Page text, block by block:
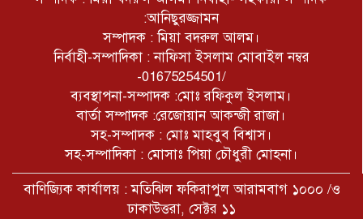
মাহফিল অনুষ্ঠিত
:আনিছুরজ্জামন
সম্পাদক : মিয়া বদরুল আলম।
নির্বাহী-সম্পাদিকা : নাফিসা ইসলাম মোবাইল নম্বর
-01675254501/
ব্যবস্থাপনা-সম্পাদক :মোঃ রফিকুল ইসলাম।
বার্তা সম্পাদক :রেজোয়ান আকন্জী রাজা।
সহ-সম্পাদক : মোঃ মাহবুব বিশ্বাস।
সহ-সম্পাদিকা : মোসাঃ পিয়া চৌধুরী মোহনা।
বাণিজ্যিক কার্যালয় : মতিঝিল ফকিরাপুল আরামবাগ ১০০০ /ও
ঢাকাউত্তরা, সেক্টর ১১